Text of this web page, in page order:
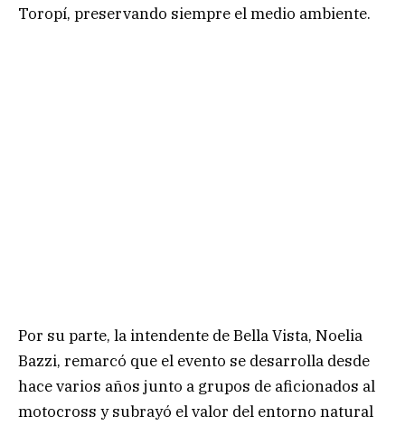
Toropí, preservando siempre el medio ambiente.
Por su parte, la intendente de Bella Vista, Noelia
Bazzi, remarcó que el evento se desarrolla desde
hace varios años junto a grupos de aficionados al
motocross y subrayó el valor del entorno natural